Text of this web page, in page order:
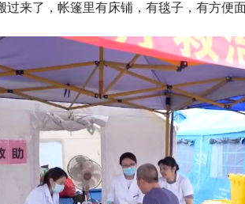
过来了，帐篷里有床铺，有毯子，有方便